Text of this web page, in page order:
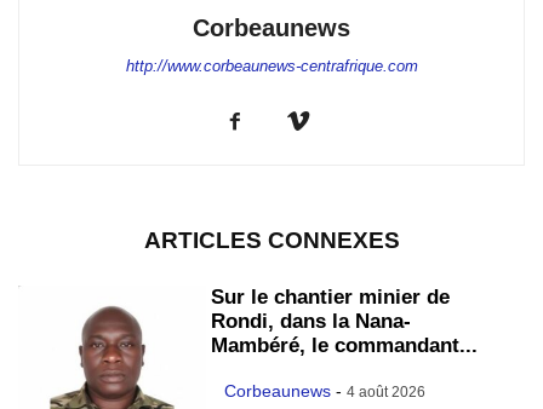
Corbeaunews
http://www.corbeaunews-centrafrique.com
ARTICLES CONNEXES
Sur le chantier minier de
Rondi, dans la Nana-
Mambéré, le commandant...
Corbeaunews - 4 août 2026